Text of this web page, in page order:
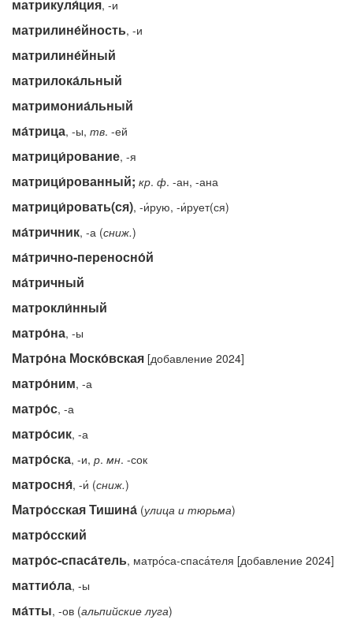
матрикуля́ция, -и
матрилине́йность, -и
матрилине́йный
матрилока́льный
матримониа́льный
ма́трица, -ы, тв. -ей
матрици́рование, -я
матрици́рованный; кр. ф. -ан, -ана
матрици́ровать(ся), -и́рую, -и́рует(ся)
ма́тричник, -а (сниж.)
ма́трично-переносно́й
ма́тричный
матрокли́нный
матро́на, -ы
Матро́на Моско́вская [добавление 2024]
матро́ним, -а
матро́с, -а
матро́сик, -а
матро́ска, -и, р. мн. -сок
матросня́, -и́ (сниж.)
Матро́сская Тишина́ (улица и тюрьма)
матро́сский
матро́с-спаса́тель, матро́са-спаса́теля [добавление 2024]
маттио́ла, -ы
ма́тты, -ов (альпийские луга)